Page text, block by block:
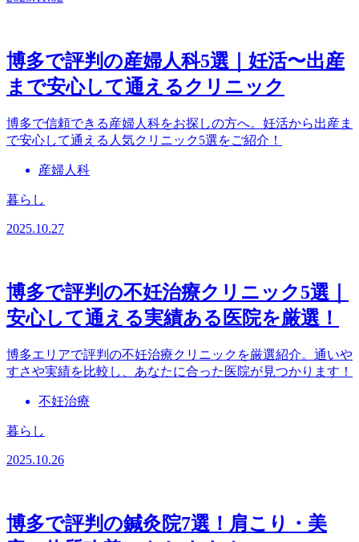
博多で評判の産婦人科5選｜妊活〜出産
まで安心して通えるクリニック
博多で信頼できる産婦人科をお探しの方へ。妊活から出産ま
で安心して通える人気クリニック5選をご紹介！
産婦人科
暮らし
2025.10.27
博多で評判の不妊治療クリニック5選｜
安心して通える実績ある医院を厳選！
博多エリアで評判の不妊治療クリニックを厳選紹介。通いや
すさや実績を比較し、あなたに合った医院が見つかります！
不妊治療
暮らし
2025.10.26
博多で評判の鍼灸院7選！肩こり・美